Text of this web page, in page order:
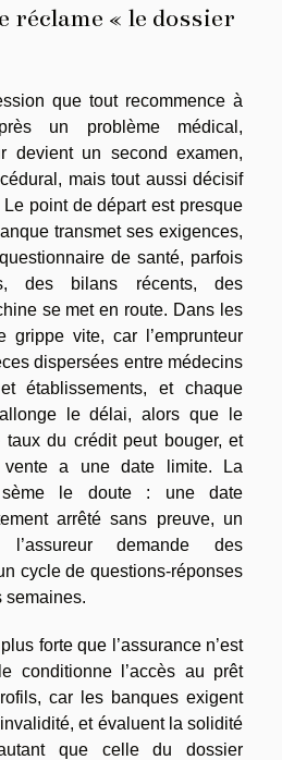
réclame « le dossier
que tout recommence à
un problème médical,
devient un second examen,
mais tout aussi décisif
point de départ est presque
transmet ses exigences,
de santé, parfois
des bilans récents, des
se met en route. Dans les
grippe vite, car l’emprunteur
dispersées entre médecins
établissements, et chaque
le délai, alors que le
du crédit peut bouger, et
a une date limite. La
sème le doute : une date
arrêté sans preuve, un
demande des
cycle de questions-réponses
semaines.
forte que l’assurance n’est
conditionne l’accès au prêt
car les banques exigent
et évaluent la solidité
que celle du dossier